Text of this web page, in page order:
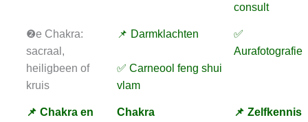
consult
❷e Chakra:
sacraal,
heiligbeen of
kruis
📌 Darmklachten
✅ Carneool feng shui
vlam
✅
Aurafotografie
📌 Chakra en
Chakra
📌 Zelfkennis